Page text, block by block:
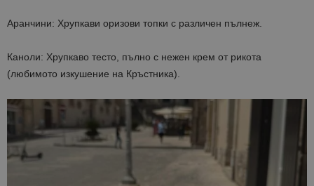
Аранчини: Хрупкави оризови топки с различен пълнеж.
Каноли: Хрупкаво тесто, пълно с нежен крем от рикота
(любимото изкушение на Кръстника).